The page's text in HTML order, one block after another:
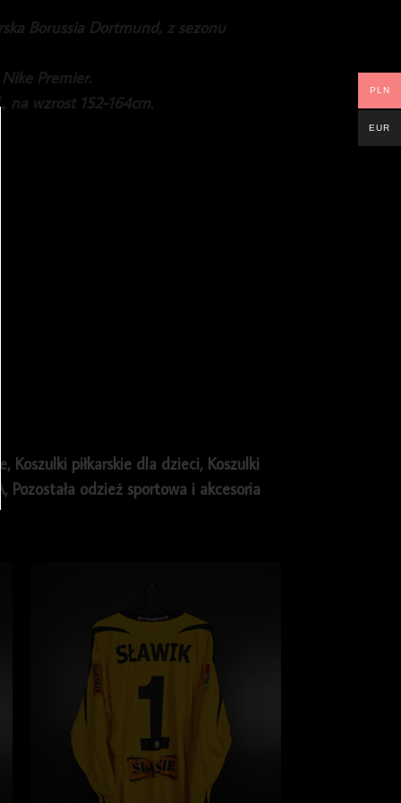
Borussia Dortmund, z sezonu
Premier.
na wzrost 152-164cm.
, Koszulki piłkarskie dla dzieci, Koszulki
, Pozostała odzież sportowa i akcesoria
PLN
EUR